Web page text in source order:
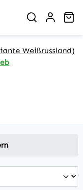
Weißrussland)